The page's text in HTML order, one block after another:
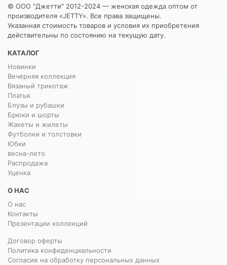
© ООО "Джетти" 2012-2024 — женская одежда оптом от
производителя «JETTY». Все права защищены.
Указанная стоимость товаров и условия их приобретения
действительны по состоянию на текущую дату.
КАТАЛОГ
Новинки
Вечерняя коллекция
Вязаный трикотаж
Платья
Блузы и рубашки
Брюки и шорты
Жакеты и жилеты
Футболки и толстовки
Юбки
весна-лето
Распродажа
Уценка
О НАС
О нас
Контакты
Презентации коллекций
Договор оферты
Политика конфиденциальности
Согласие на обработку персональных данных